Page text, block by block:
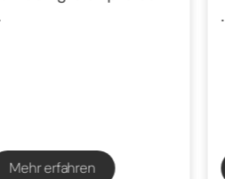
Mehr erfahren